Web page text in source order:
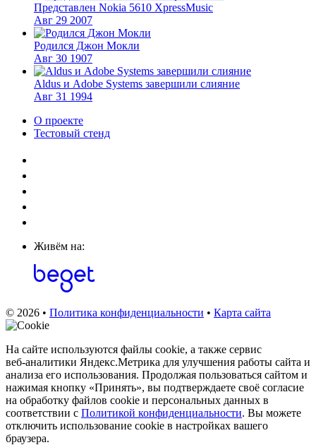
Представлен Nokia 5610 XpressMusic
Авг 29 2007
Родился Джон Мокли
Авг 30 1907
Aldus и Adobe Systems завершили слияние
Авг 31 1994
О проекте
Тестовый стенд
Живём на:
© 2026 • Политика конфиденциальности • Карта сайта
На сайте используются файлы cookie, а также сервис
веб‑аналитики Яндекс.Метрика для улучшения работы сайта и
анализа его использования. Продолжая пользоваться сайтом и
нажимая кнопку «Принять», вы подтверждаете своё согласие
на обработку файлов cookie и персональных данных в
соответствии с Политикой конфиденциальности. Вы можете
отключить использование cookie в настройках вашего
браузера.